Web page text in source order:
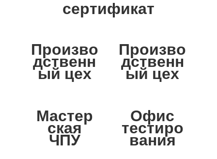
сертификат
Произво
дственн
ый цех
Произво
дственн
ый цех
Мастер
ская
ЧПУ
Офис
тестиро
вания